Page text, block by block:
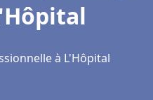
à L'Hôpital